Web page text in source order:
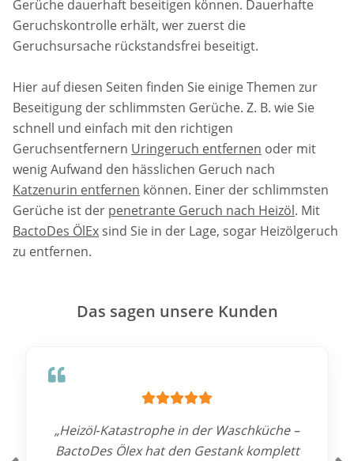
Gerüche dauerhaft beseitigen können. Dauerhafte
Geruchskontrolle erhält, wer zuerst die
Geruchsursache rückstandsfrei beseitigt.
Hier auf diesen Seiten finden Sie einige Themen zur
Beseitigung der schlimmsten Gerüche. Z. B. wie Sie
schnell und einfach mit den richtigen
Geruchsentfernern Uringeruch entfernen oder mit
wenig Aufwand den hässlichen Geruch nach
Katzenurin entfernen können. Einer der schlimmsten
Gerüche ist der penetrante Geruch nach Heizöl. Mit
BactoDes ÖlEx sind Sie in der Lage, sogar Heizölgeruch
zu entfernen.
Das sagen unsere Kunden
„Heizöl‑Katastrophe in der Waschküche –
BactoDes Ölex hat den Gestank komplett